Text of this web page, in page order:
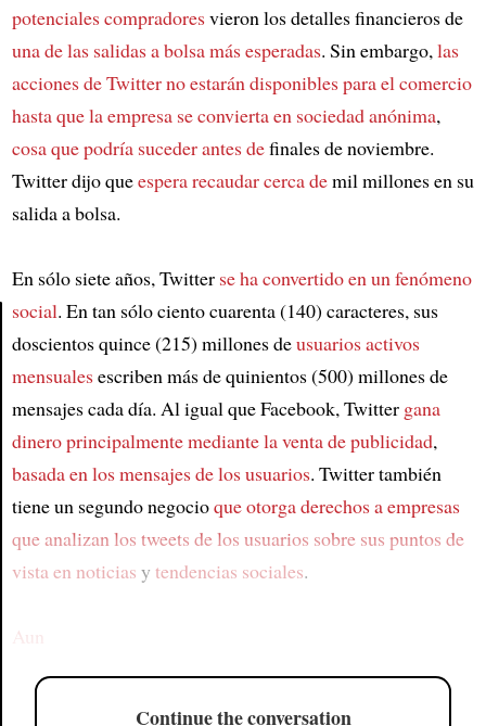
potenciales compradoresvieron los detalles financieros de
una de las salidas a bolsa más esperadas. Sin embargo,las
acciones de Twitter no estarán disponibles para el comercio
hasta que la empresa se convierta en sociedad anónima,
cosa que podría suceder antes definales de noviembre.
Twitter dijo queespera recaudar cerca demil millones en su
salida a bolsa.
En sólo siete años, Twitter se ha convertido en un fenómeno
social. En tan sólo ciento cuarenta (140) caracteres, sus
doscientos quince (215) millones deusuarios activos
mensualesescriben más de quinientos (500) millones de
mensajes cada día. Al igual que Facebook, Twitter gana
dinero principalmente mediante la venta de publicidad,
basada en los mensajes de los usuarios. Twitter también
tiene un segundo negocioque otorga derechos a empresas
que analizan los tweets de los usuarios sobre sus puntos de
vista en noticias y tendencias sociales.
Aun
Continue the conversation